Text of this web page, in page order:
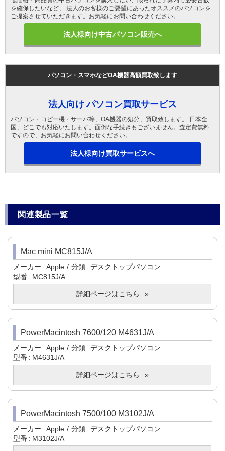
を確保したいなど、 法人のお客様のご要望にあったオススメのパソコンを
ご提案させていただきます。お気軽にお問い合わせください。
法人様向け中古パソコン販売へ
パソコン・スマホなどOA機器高額買取致します
法人向け パソコン買取サービス
パソコン・コピー機・サーバ等、OA機器の処分、買取致します。 日本全
国、どこでも対応いたします。面倒な手続きもございません。査定費無料
ですので、お気軽にお問い合わせください。
法人様向け買取サービスへ
関連製品一覧
Mac mini MC815J/A
メーカー Apple 分類
デスクトップパソコン
型番
MC815J/A
詳細ページはこちら
PowerMacintosh 7600/120 M4631J/A
メーカー Apple 分類
デスクトップパソコン
型番
M4631J/A
詳細ページはこちら
PowerMacintosh 7500/100 M3102J/A
メーカー Apple 分類
デスクトップパソコン
型番
M3102J/A